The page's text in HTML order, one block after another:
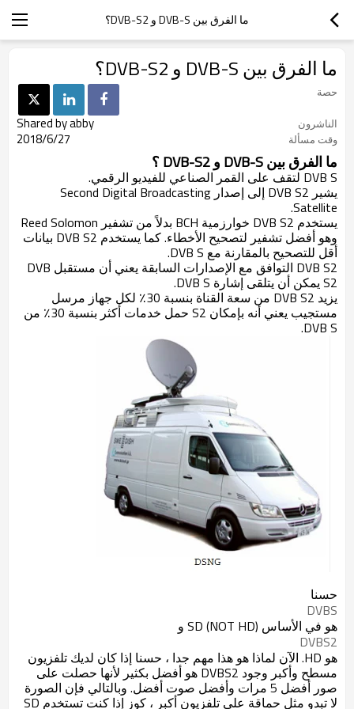
ما الفرق بين DVB-S و DVB-S2؟
ما الفرق بين DVB-S و DVB-S2؟
حصة
الناشرون
Shared by abby
وقت مسألة 2018/6/27
ما الفرق بين DVB-S و DVB-S2 ؟
DVB S لتقف على القمر الصناعي للفيديو الرقمي.
يشير DVB S2 إلى إصدار Second Digital Broadcasting
Satellite.
يستخدم DVB S2 خوارزمية BCH بدلاً من تشفير Reed Solomon
وهو أفضل تشفير لتصحيح الأخطاء. كما يستخدم DVB S2 بيانات
أقل للتصحيح بالمقارنة مع DVB S.
DVB S2 التوافق مع الإصدارات السابقة يعني أن مستقبل DVB
S2 يمكن أن يتلقى إشارة DVB S.
يزيد DVB S2 من سعة القناة بنسبة 30٪ لكل جهاز مرسل
مستجيب يعني أنه بإمكان S2 حمل خدمات أكثر بنسبة 30٪ من
DVB S.
حسنا
DVBS
هو في الأساس SD (NOT HD) و
DVBS2
هو HD. الآن لماذا هو هذا مهم جدا ، حسنا إذا كان لديك تلفزيون
مسطح وأكبر وجود DVBS2 هو أفضل بكثير لأنها حصلت على
صور أفضل 5 مرات وأفضل صوت أفضل. وبالتالي فإن الصورة
لا تبدو مثل حماقة على تلفزيون أكبر ، كوز إذا كنت تستخدم SD